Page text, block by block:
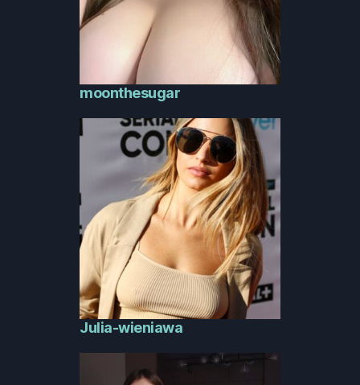
moonthesugar
Julia-wieniawa